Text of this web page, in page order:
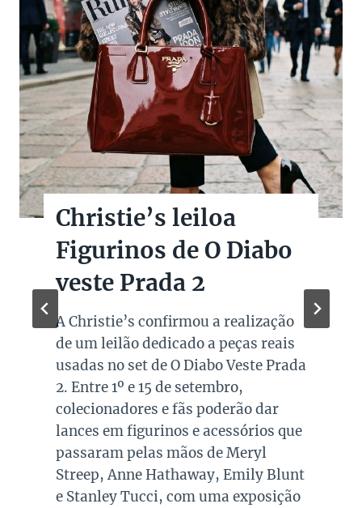
Christie’s leiloa
Figurinos de O Diabo
veste Prada 2
A Christie’s confirmou a realização
de um leilão dedicado a peças reais
usadas no set de O Diabo Veste Prada
2. Entre 1º e 15 de setembro,
colecionadores e fãs poderão dar
lances em figurinos e acessórios que
passaram pelas mãos de Meryl
Streep, Anne Hathaway, Emily Blunt
e Stanley Tucci, com uma exposição